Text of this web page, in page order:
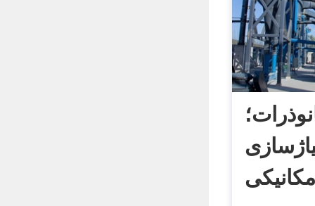
مکانیکی